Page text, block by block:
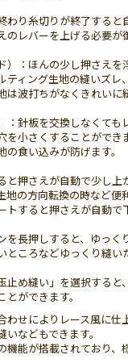
り糸切りが終了すると
上げる必要が御座
：ほんの少し押さえを
地の縫いズレ、
なくきれいに縫
針板を交換しなくても
ることができま
みが防げます。
押さえが自動で少し上
換の時など便利
えが自動で下が
長押しすると、ゆっく
どゆっくり縫
め縫い」を選択すると
きます。
せによりレース風に仕
できます。
れており、様々な